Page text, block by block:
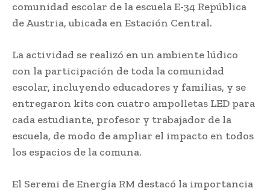
comunidad escolar de la escuela E-34 República
de Austria, ubicada en Estación Central.
La actividad se realizó en un ambiente lúdico
con la participación de toda la comunidad
escolar, incluyendo educadores y familias, y se
entregaron kits con cuatro ampolletas LED para
cada estudiante, profesor y trabajador de la
escuela, de modo de ampliar el impacto en todos
los espacios de la comuna.
El Seremi de Energía RM destacó la importancia